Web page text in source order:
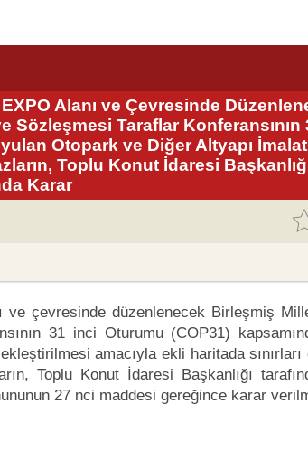
Alanı ve Çevresinde
Taraflar Konferansının
Otopark ve Diğer Altyapı
Toplu Konut İdaresi
Karar
ve çevresinde düzenlenecek Birleşmiş
31 inci Oturumu (COP31)
amacıyla ekli haritada
Toplu Konut İdaresi Başkanlığı
27 nci maddesi gereğince karar